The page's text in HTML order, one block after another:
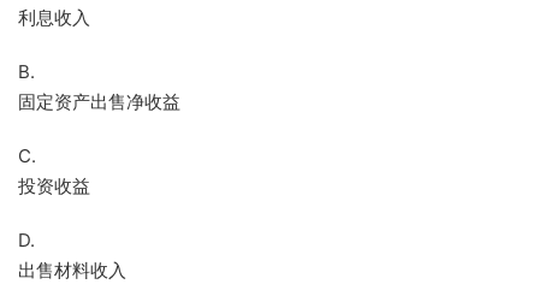
利息收入
B.
固定资产出售净收益
C.
投资收益
D.
出售材料收入